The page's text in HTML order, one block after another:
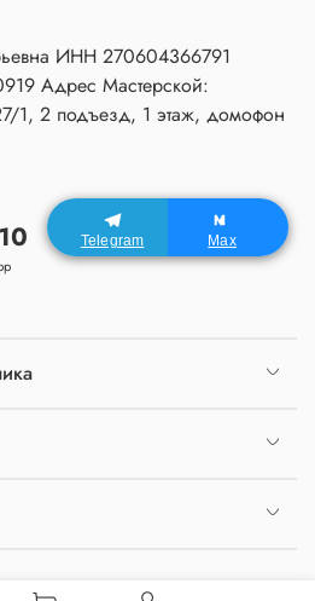
ИНН 270604366791
Адрес Мастерской:
1, 2 подъезд, 1 этаж, домофон
Telegram Max